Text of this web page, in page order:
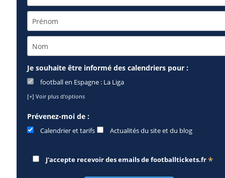
Je souhaite être informé des calendriers pour :
football en Espagne : La Liga
[+] Voir plus d'options
Prévenez-moi de :
Calendrier et tarifs Actualités du site et du blog
J'accepte recevoir des emails defootballtickets.fr *